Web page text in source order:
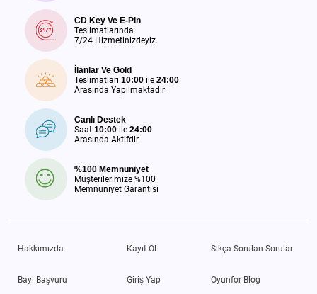
CD Key Ve E-Pin
Teslimatlarında
7/24 Hizmetinizdeyiz.
İlanlar Ve Gold
Teslimatları 10:00 ile 24:00
Arasında Yapılmaktadır
Canlı Destek
Saat 10:00 ile 24:00
Arasında Aktifdir
%100 Memnuniyet
Müşterilerimize %100
Memnuniyet Garantisi
Hakkımızda
Bayi Başvuru
Kayıt Ol
Giriş Yap
Sıkça Sorulan Sorular
Oyunfor Blog